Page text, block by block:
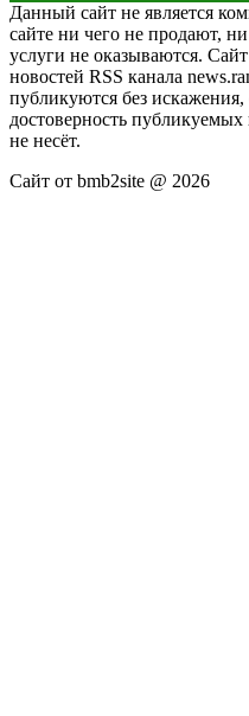
Данный сайт не является
сайте ни чего не продают,
услуги не оказываются.
новостей RSS канала
публикуются без искажения,
достоверность
не несёт.
Сайт от bmb2site @ 2026